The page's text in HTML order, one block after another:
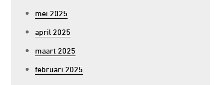
mei 2025
april 2025
maart 2025
februari 2025